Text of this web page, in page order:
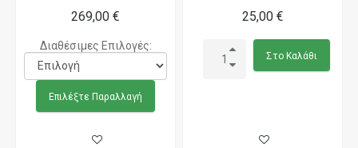
269,00 €
Διαθέσιμες Επιλογές:
Επιλέξτε Παραλλαγή
25,00 €
Στο Καλάθι